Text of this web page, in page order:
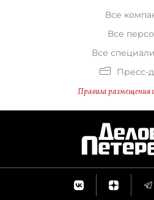
Все
Все
Все
Пресс-
Правила